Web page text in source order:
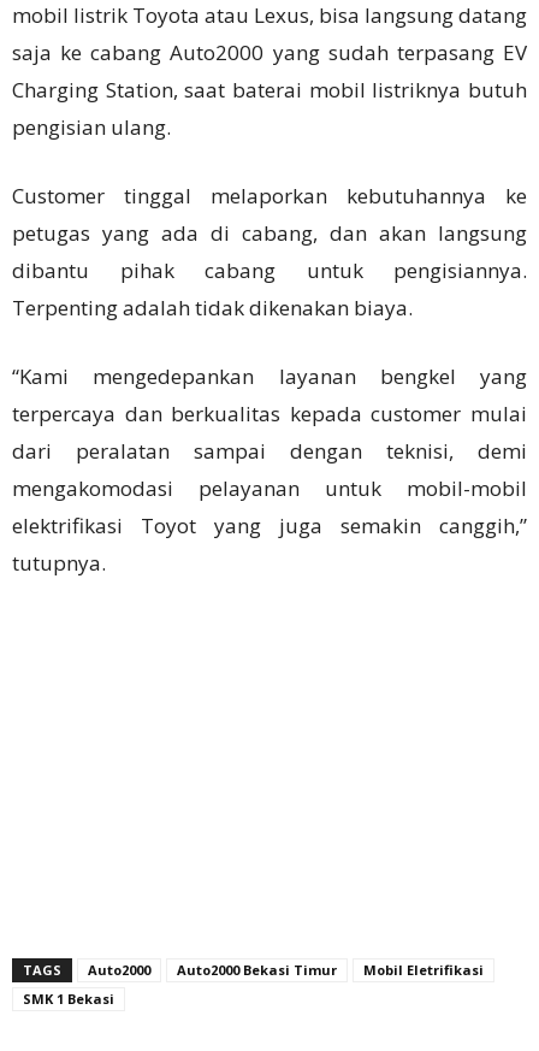
mobil listrik Toyota atau Lexus, bisa langsung datang
saja ke cabang Auto2000 yang sudah terpasang EV
Charging Station, saat baterai mobil listriknya butuh
pengisian ulang.
Customer tinggal melaporkan kebutuhannya ke
petugas yang ada di cabang, dan akan langsung
dibantu pihak cabang untuk pengisiannya.
Terpenting adalah tidak dikenakan biaya.
“Kami mengedepankan layanan bengkel yang
terpercaya dan berkualitas kepada customer mulai
dari peralatan sampai dengan teknisi, demi
mengakomodasi pelayanan untuk mobil-mobil
elektrifikasi Toyot yang juga semakin canggih,”
tutupnya.
TAGS Auto2000 Auto2000 Bekasi Timur
Mobil Eletrifikasi
SMK 1 Bekasi